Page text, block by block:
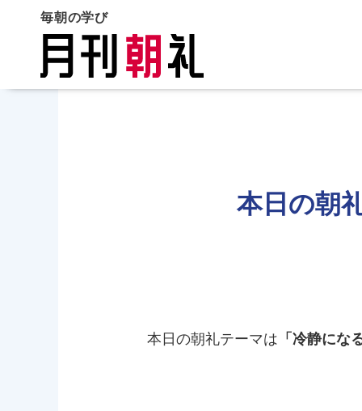
毎朝の学び
本日の朝
本日の朝礼テーマは 「冷静にな